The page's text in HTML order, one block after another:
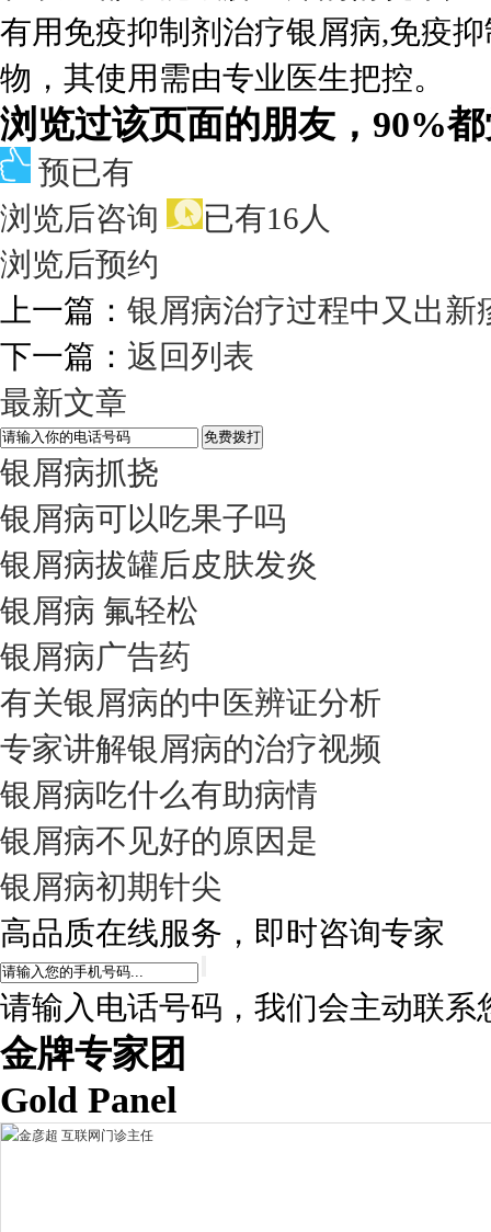
有用免疫抑制剂治疗银屑病,免疫
物，其使用需由专业医生把控。
浏览过该页面的朋友，90%
预已有
浏览后咨询
已有16人
浏览后预约
上一篇： 银屑病治疗过程中又出新
下一篇： 返回列表
最新文章
银屑病抓挠
银屑病可以吃果子吗
银屑病拔罐后皮肤发炎
银屑病 氟轻松
银屑病广告药
有关银屑病的中医辨证分析
专家讲解银屑病的治疗视频
银屑病吃什么有助病情
银屑病不见好的原因是
银屑病初期针尖
高品质在线服务，即时咨询专家
请输入电话号码，我们会主动联系
金牌专家团
Gold Panel